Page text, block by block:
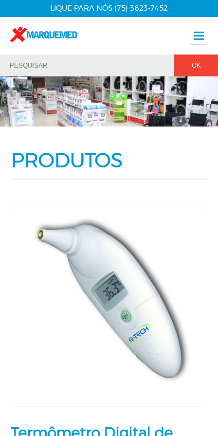
LIQUE PARA NÓS (75) 3623-7452
Nossos Produtos
Dicas
Fale Conosco
PRODUTOS